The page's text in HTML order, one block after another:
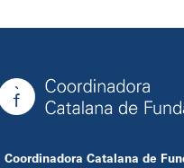
Coordinadora Catalana de